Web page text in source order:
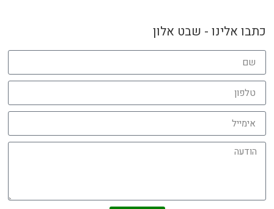
כתבו אלינו - שבט אלון